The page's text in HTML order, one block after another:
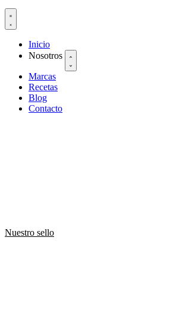
Inicio
Nosotros
Marcas
Recetas
Blog
Contacto
Nuestro sello